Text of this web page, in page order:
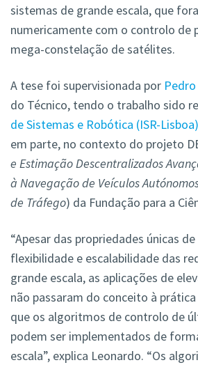
sistemas de grande escala, que
numericamente com o controlo de
mega-constelação de satélites.
A tese foi supervisionada por
do Técnico, tendo o trabalho sido
de Sistemas e Robótica (ISR-Lisboa)
em parte, no contexto do projeto
e Estimação Descentralizados
à Navegação de Veículos
de Tráfego) da Fundação para a
“Apesar das propriedades únicas
flexibilidade e escalabilidade das
grande escala, as aplicações de
não passaram do conceito à
que os algoritmos de controlo de
podem ser implementados de
escala”, explica Leonardo. “Os